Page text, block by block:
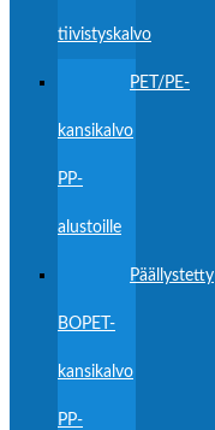
tiivistyskalvo
PET/PE-
kansikalvo
PP-
alustoille
Päällystetty
BOPET-
kansikalvo
PP-